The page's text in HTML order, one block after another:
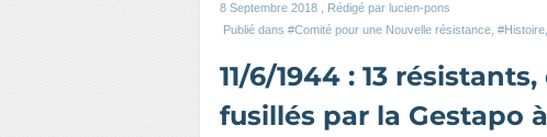
8 Septembre 2018 , Rédigé par lucien-pons
Publié dans #Comité pour une Nouvelle résistance #Histoire
11/6/1944 : 13
fusillés par la Gestapo